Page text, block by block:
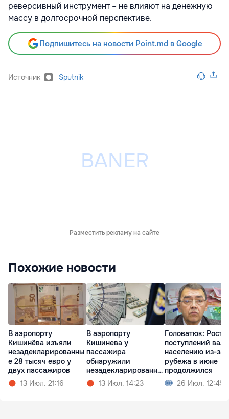
реверсивный инструмент – не влияют на денежную
массу в долгосрочной перспективе.
Подпишитесь на новости Point.md в Google
Источник Sputnik
Разместить рекламу на сайте
Похожие новости
В аэропорту
Кишинёва изъяли
незадекларированны
е 28 тысяч евро у
двух пассажиров
13 Июл. 21:16
В аэропорту
Кишинева у
пассажира
обнаружили
незадекларированну
ю валюту
13 Июл. 14:23
Головатюк: Рост
поступлений
населению из-за
рубежа в июне
продолжился
26 Июл. 12:45